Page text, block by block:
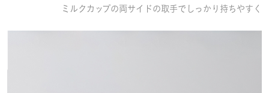
ミルクカップの両サイドの取手でしっかり持ちやすく